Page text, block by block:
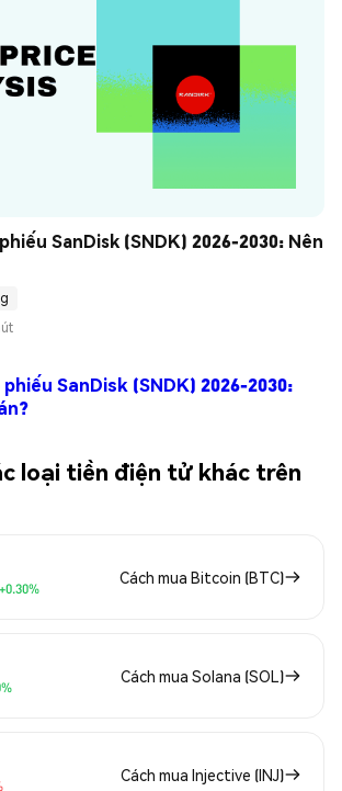
SanDisk (SNDK) 2026-2030: Nên
SanDisk (SNDK) 2026-2030:
loại tiền điện tử khác trên
+0.30%
Cách mua Bitcoin (BTC)
Cách mua Solana (SOL)
Cách mua Injective (INJ)